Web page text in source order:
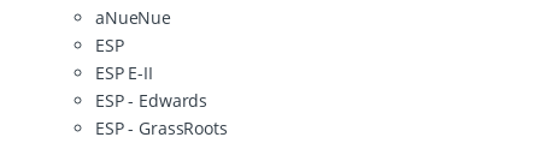
aNueNue
ESP
ESP E-II
ESP - Edwards
ESP - GrassRoots